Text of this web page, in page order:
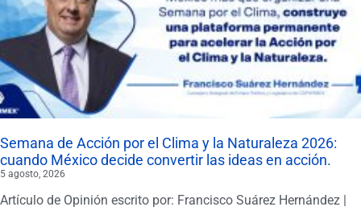
Semana de Acción por el Clima y la Naturaleza 2026:
cuando México decide convertir las ideas en acción.
5 agosto, 2026
Artículo de Opinión escrito por: Francisco Suárez Hernández |